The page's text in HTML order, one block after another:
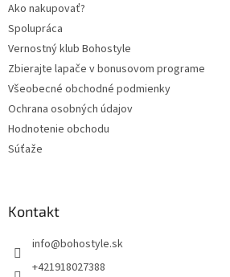
Ako nakupovať?
Spolupráca
Vernostný klub Bohostyle
Zbierajte lapače v bonusovom programe
Všeobecné obchodné podmienky
Ochrana osobných údajov
Hodnotenie obchodu
Súťaže
Kontakt
info@bohostyle.sk
+421918027388